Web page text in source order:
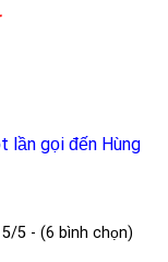
lần gọi đến Hùng
5/5 - (6 bình chọn)